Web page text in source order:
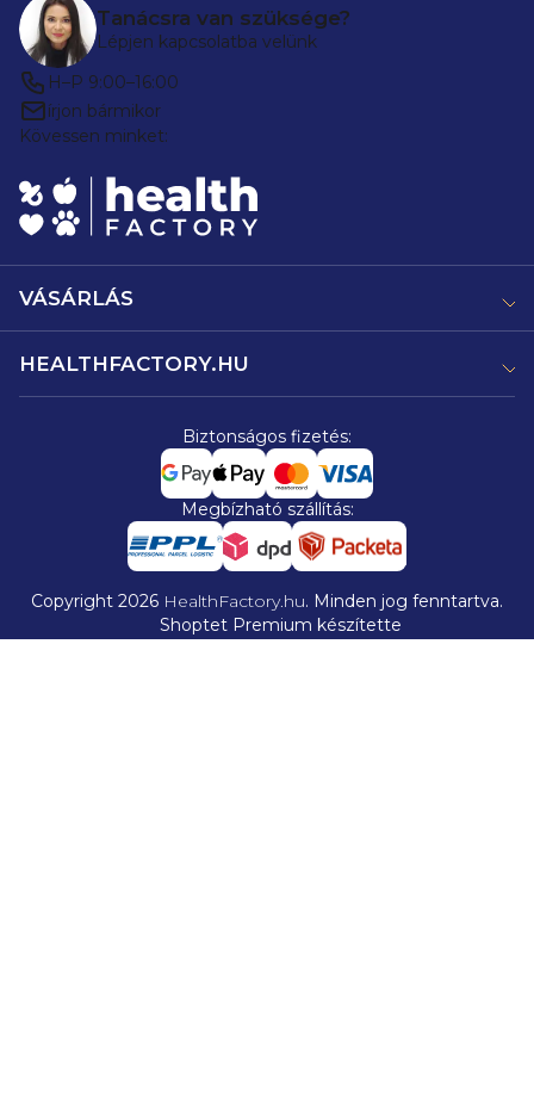
Tanácsra van szüksége?
Lépjen kapcsolatba velünk
H–P 9:00–16:00
írjon bármikor
Kövessen minket:
VÁSÁRLÁS
HEALTHFACTORY.HU
Biztonságos fizetés:
Megbízható szállítás:
Shoptet Premium készítette
Copyright 2026 HealthFactory.hu. Minden jog fenntartva.